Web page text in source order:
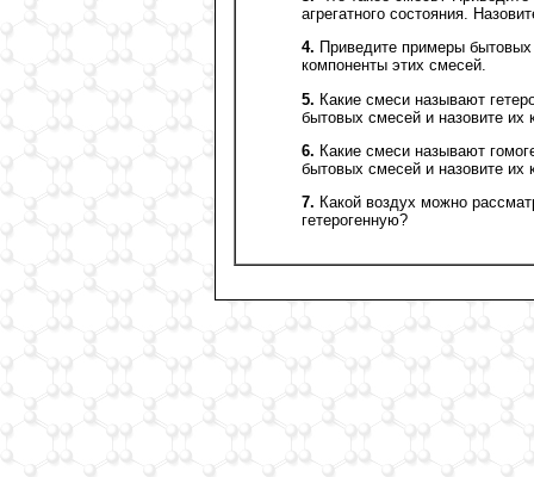
агрегатного состояния.
4. Приведите примеры бытовых
компоненты этих смесей.
5. Какие смеси называют
бытовых смесей и назовите их
6. Какие смеси называют
бытовых смесей и назовите их
7. Какой воздух можно
гетерогенную?